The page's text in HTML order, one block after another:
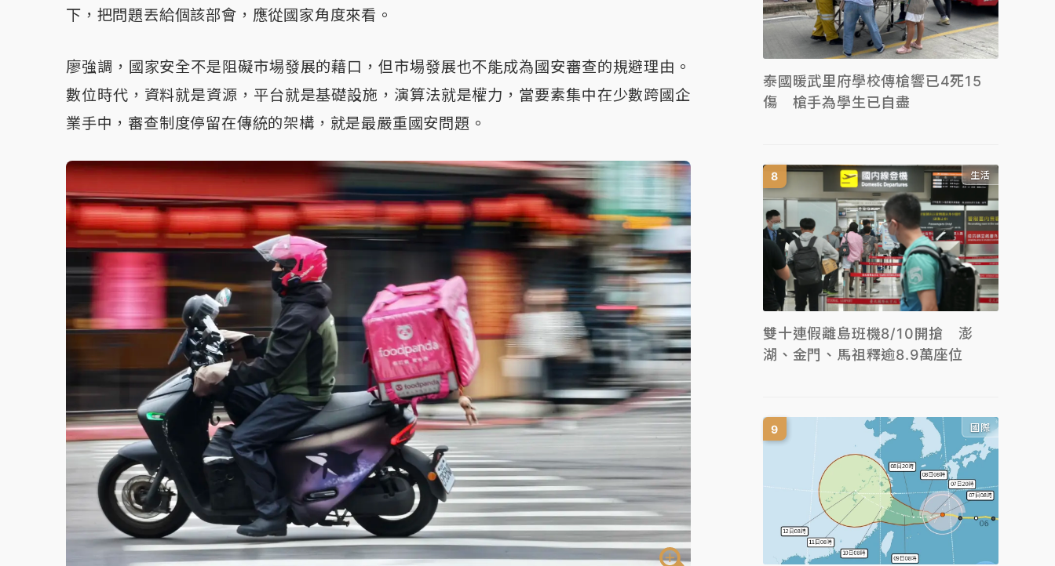
下，把問題丟給個該部會，應從國家角度來看。
廖強調，國家安全不是阻礙市場發展的藉口，但市場發展也不能成為國安審查的規避理由。
數位時代，資料就是資源，平台就是基礎設施，演算法就是權力，當要素集中在少數跨國企
業手中，審查制度停留在傳統的架構，就是最嚴重國安問題。
泰國暖武里府學校傳槍響已4死15
傷 槍手為學生已自盡
生活
雙十連假離島班機8/10開搶 澎
湖、金門、馬祖釋逾8.9萬座位
國際